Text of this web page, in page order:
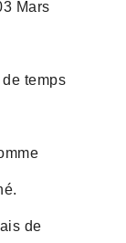
Mars
de temps
de